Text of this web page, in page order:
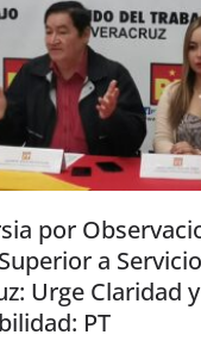
por
a
Urge Claridad y
PT